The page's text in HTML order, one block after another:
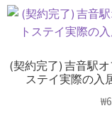
(契約完了) 吉音駅
ステイ実際の入
₩